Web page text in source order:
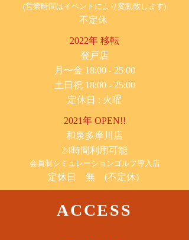
(営業時間はイベントにより変動致します)
不定休
2022年 移転
​登戸店
月〜金 18:00 - 25:00
土日祝 18:00 - 25:00
​定休日 : 火曜
2021年 OPEN!!
​和泉多摩川店
24時間利用可能
​会員制シミュレーションゴルフ導入店
定休日 無 (不定休)
ACCESS